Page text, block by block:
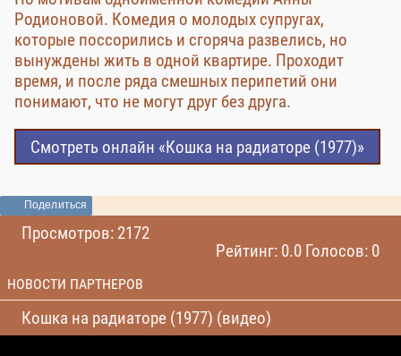
Родионовой. Комедия о молодых супругах,
которые поссорились и сгоряча развелись, но
вынуждены жить в одной квартире. Проходит
время, и после ряда смешных перипетий они
понимают, что не могут друг без друга.
Смотреть онлайн «Кошка на радиаторе (1977)»
Поделиться
Просмотров: 2172
Рейтинг: 0.0 Голосов: 0
НОВОСТИ ПАРТНЕРОВ
Кошка на радиаторе (1977) (видео)